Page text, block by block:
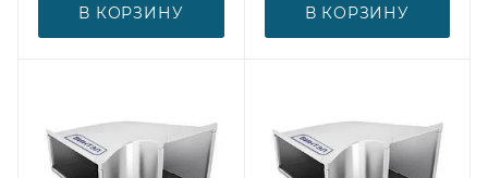
В КОРЗИНУ В КОРЗИНУ